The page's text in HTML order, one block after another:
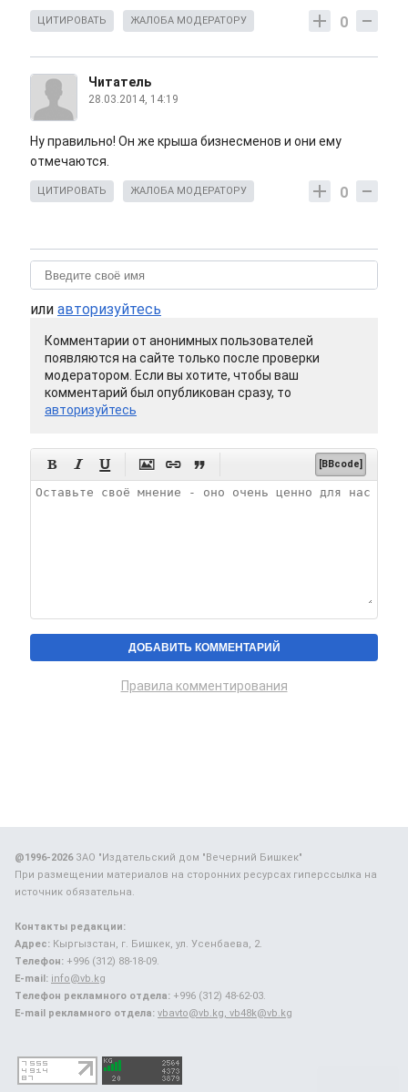
0
ЦИТИРОВАТЬ ЖАЛОБА МОДЕРАТОРУ
Читатель
28.03.2014, 14:19
Ну правильно! Он же крыша бизнесменов и они ему
отмечаются.
0
ЦИТИРОВАТЬ ЖАЛОБА МОДЕРАТОРУ
или авторизуйтесь
Комментарии от анонимных пользователей
появляются на сайте только после проверки
модератором. Если вы хотите, чтобы ваш
комментарий был опубликован сразу, то
авторизуйтесь
      [BBcode]
Правила комментирования
@1996-2026ЗАО "Издательский дом "Вечерний Бишкек"
При размещении материалов на сторонних ресурсах гиперссылка на
источник обязательна.
Контакты редакции:
Адрес: Кыргызстан, г. Бишкек, ул. Усенбаева, 2.
Телефон: +996 (312) 88-18-09.
E-mail: info@vb.kg
Телефон рекламного отдела: +996 (312) 48-62-03.
E-mail рекламного отдела: vbavto@vb.kg, vb48k@vb.kg